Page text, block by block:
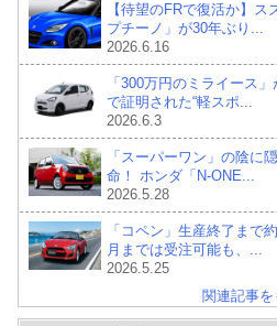
【待望のFRで復活か】ス
プチーノ」が30年ぶり...
2026.6.16
「300万円のミライース
で証明された“軽スポ...
2026.6.3
「スーパーワン」の陰に
命！ ホンダ「N-ONE...
2026.5.28
「コペン」生産終了まで
月までは受注可能も、...
2026.5.25
関連記事